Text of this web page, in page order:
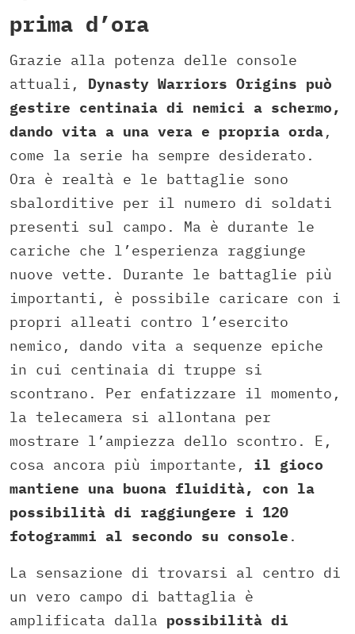
prima d’ora
Grazie alla potenza delle console
attuali, Dynasty Warriors Origins può
gestire centinaia di nemici a schermo,
dando vita a una vera e propria orda,
come la serie ha sempre desiderato.
Ora è realtà e le battaglie sono
sbalorditive per il numero di soldati
presenti sul campo. Ma è durante le
cariche che l’esperienza raggiunge
nuove vette. Durante le battaglie più
importanti, è possibile caricare con i
propri alleati contro l’esercito
nemico, dando vita a sequenze epiche
in cui centinaia di truppe si
scontrano. Per enfatizzare il momento,
la telecamera si allontana per
mostrare l’ampiezza dello scontro. E,
cosa ancora più importante,
il gioco
mantiene una buona fluidità, con la
possibilità di raggiungere i 120
fotogrammi al secondo su console .
La sensazione di trovarsi al centro di
un vero campo di battaglia è
amplificata dalla possibilità di